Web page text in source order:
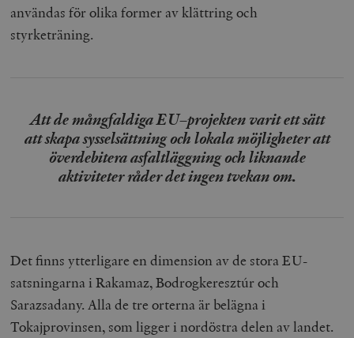
användas för olika former av klättring och
styrketräning.
Att de mångfaldiga EU–projekten varit ett sätt
att skapa sysselsättning och lokala möjligheter att
överdebitera asfaltläggning och liknande
aktiviteter råder det ingen tvekan om.
Det finns ytterligare en dimension av de stora EU-
satsningarna i Rakamaz, Bodrogkeresztúr och
Sarazsadany. Alla de tre orterna är belägna i
Tokajprovinsen, som ligger i nordöstra delen av landet.